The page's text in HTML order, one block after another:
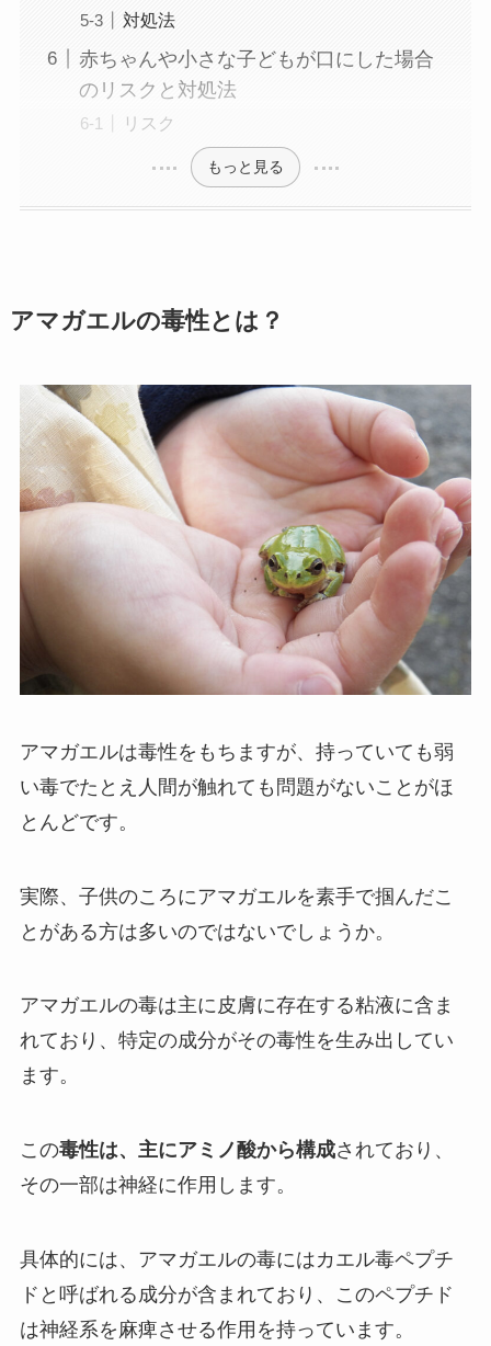
対処法
赤ちゃんや小さな子どもが口にした場合
のリスクと対処法
リスク
もっと見る
アマガエルの毒性とは？
アマガエルは毒性をもちますが、持っていても弱
い毒でたとえ人間が触れても問題がないことがほ
とんどです。
実際、子供のころにアマガエルを素手で掴んだこ
とがある方は多いのではないでしょうか。
アマガエルの毒は主に皮膚に存在する粘液に含ま
れており、特定の成分がその毒性を生み出してい
ます。
この毒性は、主にアミノ酸から構成されており、
その一部は神経に作用します。
具体的には、アマガエルの毒にはカエル毒ペプチ
ドと呼ばれる成分が含まれており、このペプチド
は神経系を麻痺させる作用を持っています。